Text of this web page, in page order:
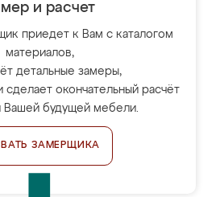
и расчет
приедет к Вам с каталогом
материалов,
детальные замеры,
сделает окончательный расчёт
Вашей будущей мебели.
ЗАМЕРЩИКА